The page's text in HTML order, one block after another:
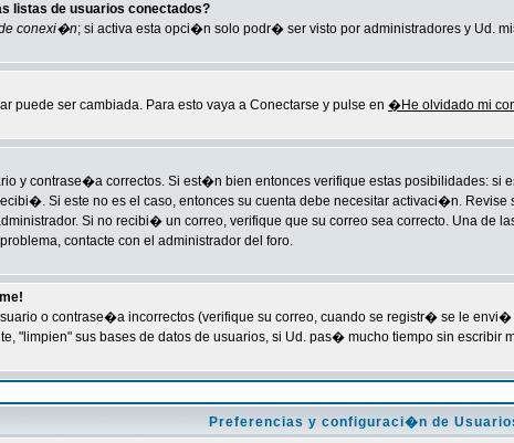
listas de usuarios conectados?
conexi�n; si activa esta opci�n solo podr� ser visto por administradores y Ud.
ser cambiada. Para esto vaya a Conectarse y pulse en �He olvidado mi
y contrase�a correctos. Si est�n bien entonces verifique estas posibilidades: si
Si este no es el caso, entonces su cuenta debe necesitar activaci�n.
Si no recibi� un correo, verifique que su correo sea correcto. Una
contacte con el administrador del foro.
o contrase�a incorrectos (verifique su correo, cuando se registr� se le
"limpien" sus bases de datos de usuarios, si Ud. pas� mucho tiempo sin
Preferencias y configuraci�n de